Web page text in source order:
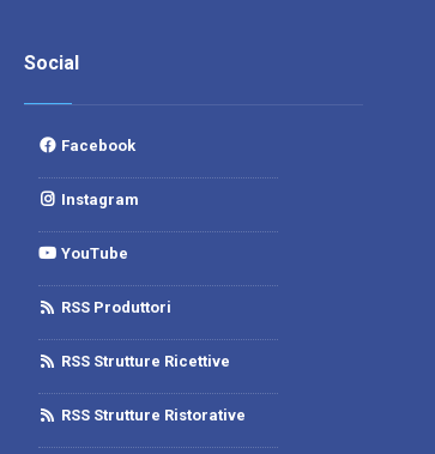
Social
Facebook
Instagram
YouTube
RSS Produttori
RSS Strutture Ricettive
RSS Strutture Ristorative